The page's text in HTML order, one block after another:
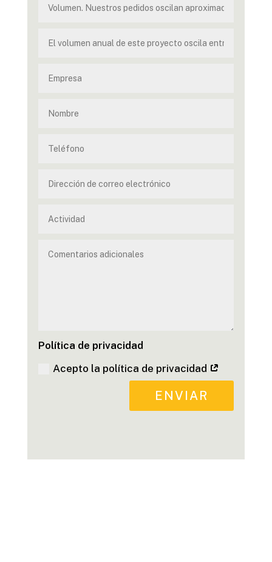
Política de privacidad
Acepto la política de privacidad
ENVIAR